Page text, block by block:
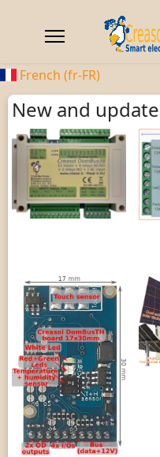
French (fr-FR)
New and